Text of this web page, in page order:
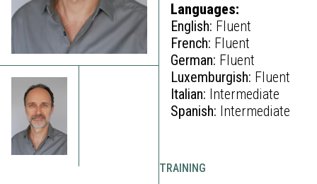
Languages:
English: Fluent
French: Fluent
German: Fluent
Luxemburgish: Fluent
Italian: Intermediate
Spanish: Intermediate
TRAINING